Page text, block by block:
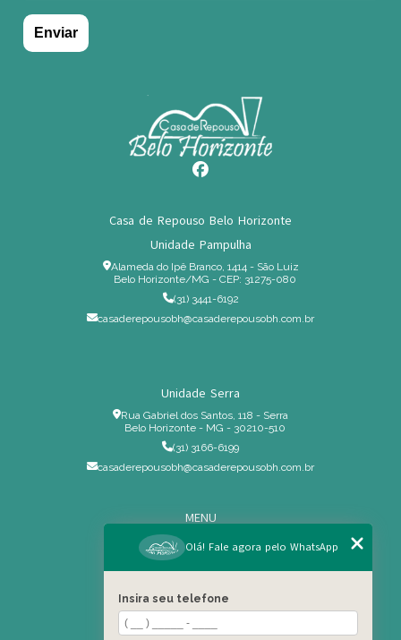
Casa de Repouso Belo Horizonte
Unidade Pampulha
Alameda do Ipê Branco, 1414 - São Luiz
Belo Horizonte/MG - CEP: 31275-080
(31) 3441-6192
casaderepousobh@casaderepousobh.com.br
Unidade Serra
Rua Gabriel dos Santos, 118 - Serra
Belo Horizonte - MG - 30210-510
(31) 3166-6199
casaderepousobh@casaderepousobh.com.br
MENU
Home
Institucional
Serviços Especiais
Blog
Olá! Fale agora pelo WhatsApp
Insira seu telefone